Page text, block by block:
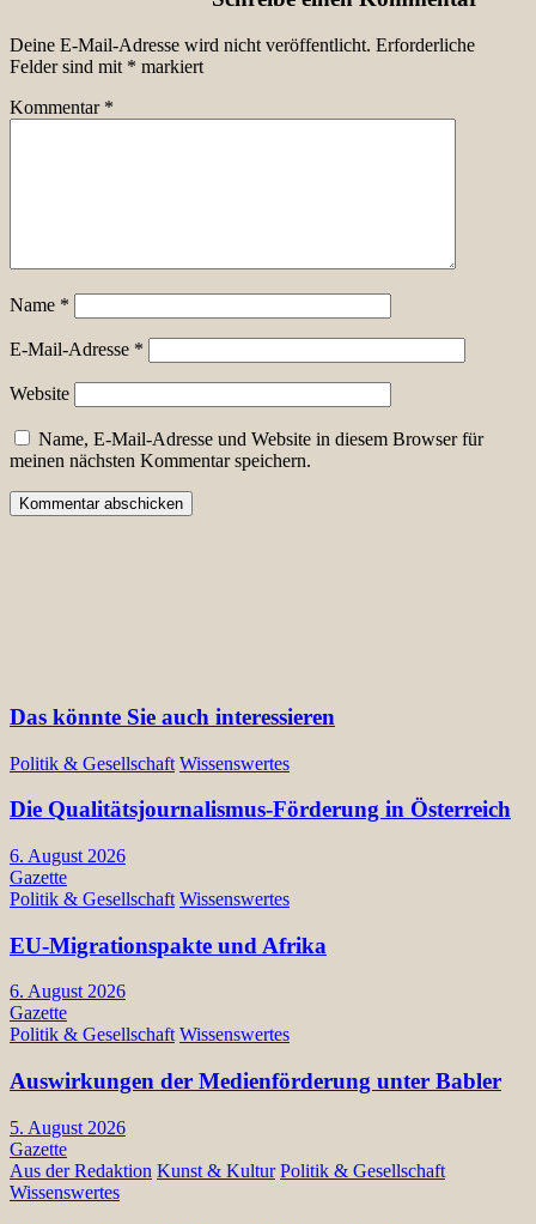
Deine E-Mail-Adresse wird nicht veröffentlicht. Erforderliche
Felder sind mit * markiert
Kommentar *
Name *
E-Mail-Adresse *
Website
Name, E-Mail-Adresse und Website in diesem Browser für
meinen nächsten Kommentar speichern.
Das könnte Sie auch interessieren
Politik & Gesellschaft Wissenswertes
Die Qualitätsjournalismus-Förderung in Österreich
6. August 2026
Gazette
Politik & Gesellschaft Wissenswertes
EU-Migrationspakte und Afrika
6. August 2026
Gazette
Politik & Gesellschaft Wissenswertes
Auswirkungen der Medienförderung unter Babler
5. August 2026
Gazette
Aus der Redaktion Kunst & Kultur Politik & Gesellschaft
Wissenswertes